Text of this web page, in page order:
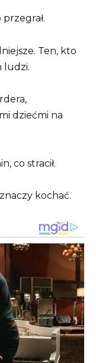
Ten, kto
ludzi.
dziećmi na
co stracił.
kochać.